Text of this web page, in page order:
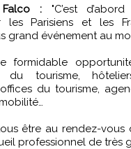
Falco :"C’est
les Parisiens et les
grand événement au
formidable
du tourisme,
du tourisme,
être au rendez-vous
professionnel de très